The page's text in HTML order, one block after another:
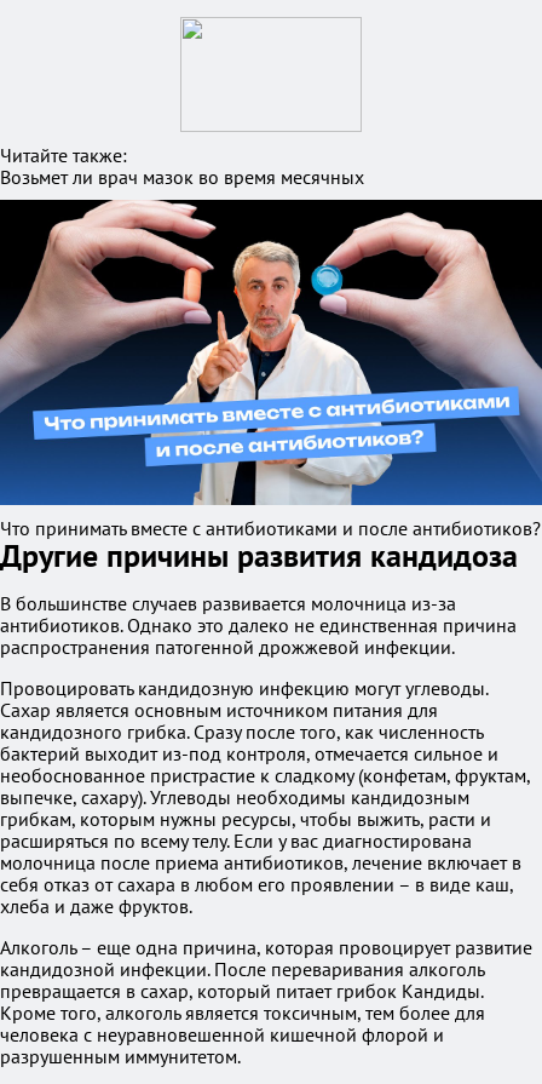
Читайте также:
Возьмет ли врач мазок во время месячных
Что принимать вместе с антибиотиками и после антибиотиков?
Другие причины развития кандидоза
В большинстве случаев развивается молочница из-за
антибиотиков. Однако это далеко не единственная причина
распространения патогенной дрожжевой инфекции.
Провоцировать кандидозную инфекцию могут углеводы.
Сахар является основным источником питания для
кандидозного грибка. Сразу после того, как численность
бактерий выходит из-под контроля, отмечается сильное и
необоснованное пристрастие к сладкому (конфетам, фруктам,
выпечке, сахару). Углеводы необходимы кандидозным
грибкам, которым нужны ресурсы, чтобы выжить, расти и
расширяться по всему телу. Если у вас диагностирована
молочница после приема антибиотиков, лечение включает в
себя отказ от сахара в любом его проявлении – в виде каш,
хлеба и даже фруктов.
Алкоголь – еще одна причина, которая провоцирует развитие
кандидозной инфекции. После переваривания алкоголь
превращается в сахар, который питает грибок Кандиды.
Кроме того, алкоголь является токсичным, тем более для
человека с неуравновешенной кишечной флорой и
разрушенным иммунитетом.